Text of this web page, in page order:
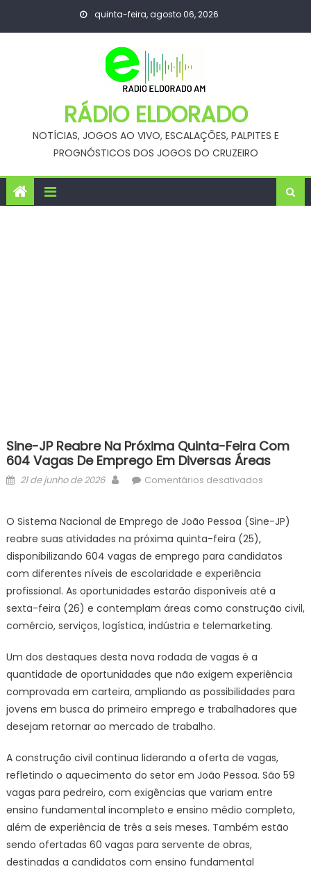
quinta-feira, agosto 06, 2026
RÁDIO ELDORADO
NOTÍCIAS, JOGOS AO VIVO, ESCALAÇÕES, PALPITES E
PROGNÓSTICOS DOS JOGOS DO CRUZEIRO
Sine-JP Reabre Na Próxima Quinta-Feira Com
604 Vagas De Emprego Em Diversas Áreas
Posted
21 de junho de 2026 AuthorComentários desativadosem
reabre
próxima
feira
com
604
emprego
em
diversas
áreas
O Sistema Nacional de Emprego de João Pessoa (Sine-JP)
reabre suas atividades na próxima quinta-feira (25),
disponibilizando 604 vagas de emprego para candidatos
com diferentes níveis de escolaridade e experiência
profissional. As oportunidades estarão disponíveis até a
sexta-feira (26) e contemplam áreas como construção civil,
comércio, serviços, logística, indústria e telemarketing.
Um dos destaques desta nova rodada de vagas é a
quantidade de oportunidades que não exigem experiência
comprovada em carteira, ampliando as possibilidades para
jovens em busca do primeiro emprego e trabalhadores que
desejam retornar ao mercado de trabalho.
A construção civil continua liderando a oferta de vagas,
refletindo o aquecimento do setor em João Pessoa. São 59
vagas para pedreiro, com exigências que variam entre
ensino fundamental incompleto e ensino médio completo,
além de experiência de três a seis meses. Também estão
sendo ofertadas 60 vagas para servente de obras,
destinadas a candidatos com ensino fundamental